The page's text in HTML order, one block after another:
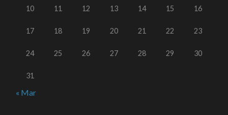
10 11 12 13 14 15 16
17 18 19 20 21 22 23
24 25 26 27 28 29 30
31
« Mar